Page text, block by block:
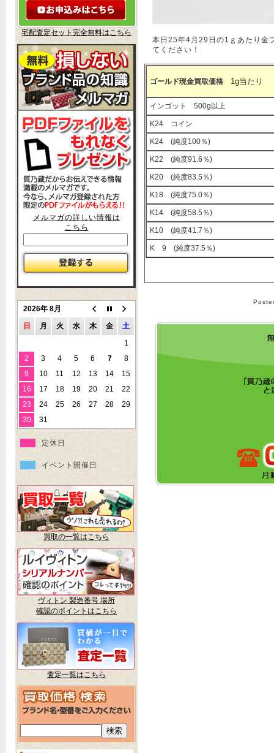
本日25年4月29日の1ｇあたり金
てください！
ゴールド現金買取価格 1g当たり
インゴット 500g以上
K24 コイン
K24 (純度100％)
K22 (純度91.6％)
K20 (純度83.5％)
K18 (純度75.0％)
K14 (純度58.5％)
K10 (純度41.7％)
K 9 (純度37.5％)
宅配査定セット完全無料はこちら
メルマガの詳しい情報は
こちら
2026年 8月
日
月 火 水 木 金
土
1
2
3 4 5 6 7
8
9
10 11 12 13 14
15
16
17 18 19 20 21
22
23
24 25 26 27 28
29
30
31
定休日
イベント開催日
買取の一覧はこちら
ヴィトン 製造番号 場所
確認のポイントはこちら
査定一覧はこちら